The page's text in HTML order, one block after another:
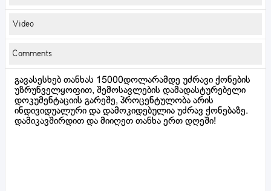
Video
Comments
გავასესხებ თანხას 15000დოლარამდე უძრავი ქონების
უზრუნველყოფით, შემოსავლების დამადასტურებელი
დოკუმენტაციის გარეშე, პროცენტულობა არის
ინდივიდუალური და დამოკიდებულია უძრავ ქონებაზე.
დამიკავშირდით და მიიღეთ თანხა ერთ დღეში!